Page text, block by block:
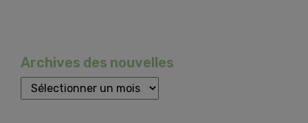
Archives des nouvelles
R